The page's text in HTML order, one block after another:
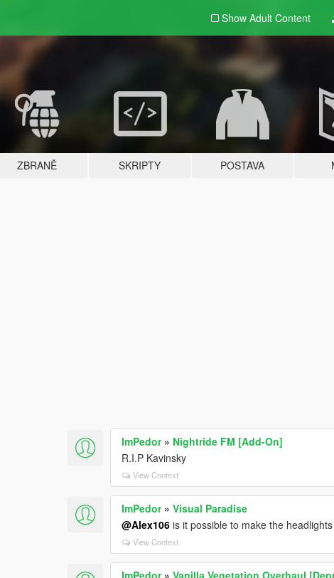
Show Adult Content
ZBRANĚ SKRIPTY POSTAVA
ImPedor» Nightride FM [Add-On]
R.I.P Kavinsky
View Context
ImPedor»Visual Paradise
@Alex106 is it possible to make the
View Context
ImPedor»Vanilla Vegetation Overhaul